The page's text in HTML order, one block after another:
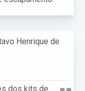
Henrique de
dos kits de